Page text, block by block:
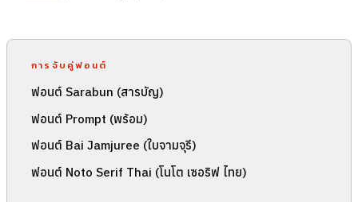
การจับคู่ฟอนต์
ฟอนต์ Sarabun (สารบัญ)
ฟอนต์ Prompt (พร้อม)
ฟอนต์ Bai Jamjuree (ใบจามจุรี)
ฟอนต์ Noto Serif Thai (โนโต เซอริฟ ไทย)